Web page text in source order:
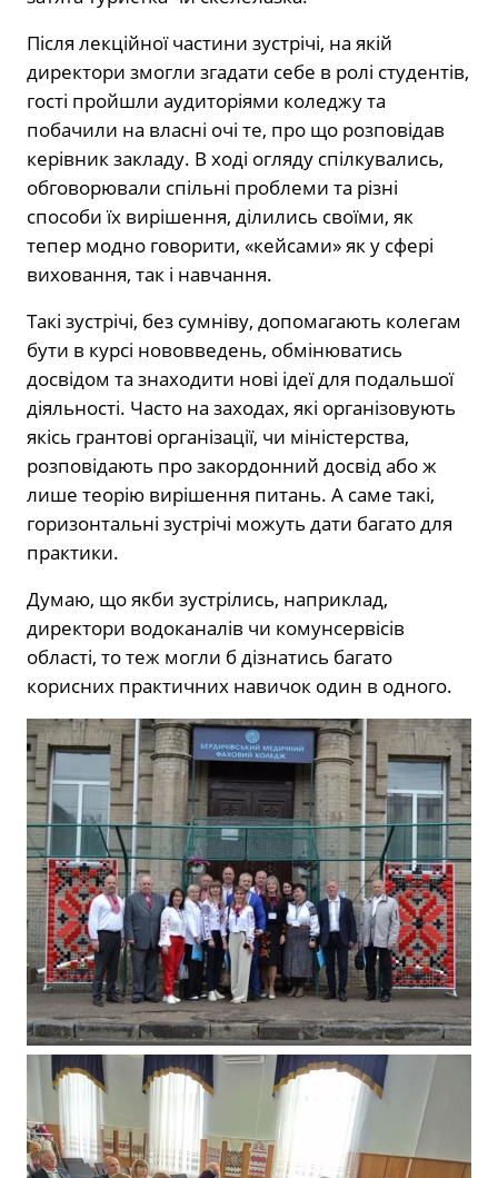
Після лекційної частини зустрічі, на якій
директори змогли згадати себе в ролі студентів,
гості пройшли аудиторіями коледжу та
побачили на власні очі те, про що розповідав
керівник закладу. В ході огляду спілкувались,
обговорювали спільні проблеми та різні
способи їх вирішення, ділились своїми, як
тепер модно говорити, «кейсами» як у сфері
виховання, так і навчання.
Такі зустрічі, без сумніву, допомагають колегам
бути в курсі нововведень, обмінюватись
досвідом та знаходити нові ідеї для подальшої
діяльності. Часто на заходах, які організовують
якісь грантові організації, чи міністерства,
розповідають про закордонний досвід або ж
лише теорію вирішення питань. А саме такі,
горизонтальні зустрічі можуть дати багато для
практики.
Думаю, що якби зустрілись, наприклад,
директори водоканалів чи комунсервісів
області, то теж могли б дізнатись багато
корисних практичних навичок один в одного.